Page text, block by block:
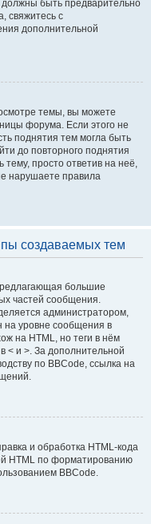
быть предварительно
свяжитесь с
дополнительной
темы, вы можете
форума. Если этого не
поднятия тем могла быть
до повторного поднятия
просто ответив на неё,
нарушаете правила
создаваемых тем
большие
частей сообщения.
администратором,
на уровне сообщения в
на HTML, но теги в нём
< и >. За дополнительной
по BBCode, ссылка на
и обработка HTML-кода
HTML по форматированию
BBCode.